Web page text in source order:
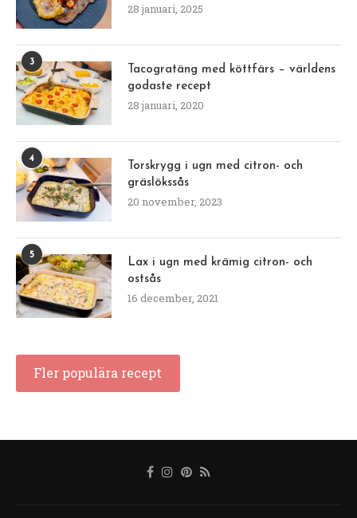
28 januari, 2025
3
Tacogratäng med köttfärs – världens
godaste recept
28 januari, 2020
4
Torskrygg i ugn med citron- och
gräslökssås
20 november, 2023
5
Lax i ugn med krämig citron- och
ostsås
16 december, 2021
Fler populära recept